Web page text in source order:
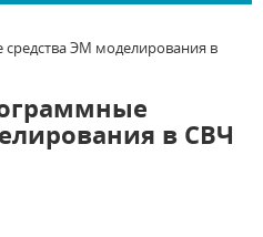
ЭМ моделирования в
в СВЧ